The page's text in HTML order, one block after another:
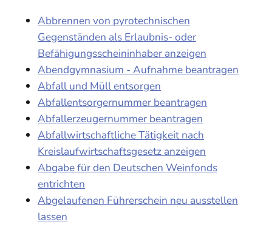
Abbrennen von pyrotechnischen
Gegenständen als Erlaubnis- oder
Befähigungsscheininhaber anzeigen
Abendgymnasium - Aufnahme beantragen
Abfall und Müll entsorgen
Abfallentsorgernummer beantragen
Abfallerzeugernummer beantragen
Abfallwirtschaftliche Tätigkeit nach
Kreislaufwirtschaftsgesetz anzeigen
Abgabe für den Deutschen Weinfonds
entrichten
Abgelaufenen Führerschein neu ausstellen
lassen